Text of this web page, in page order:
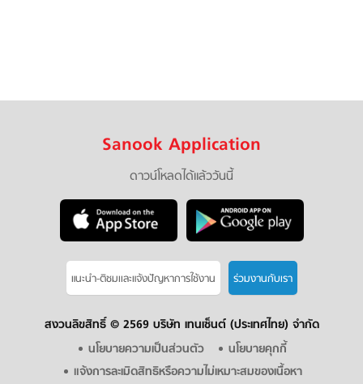
Sanook Application
ดาวน์โหลดได้แล้ววันนี้
แนะนำ-ติชมเเละแจ้งปัญหาการใช้งาน ร่วมงานกับเรา
สงวนลิขสิทธิ์ © 2569 บริษัท เทนเซ็นต์ (ประเทศไทย) จำกัด
นโยบายความเป็นส่วนตัว
นโยบายคุกกี้
แจ้งการละเมิดสิทธิหรือความไม่เหมาะสมของเนื้อหา